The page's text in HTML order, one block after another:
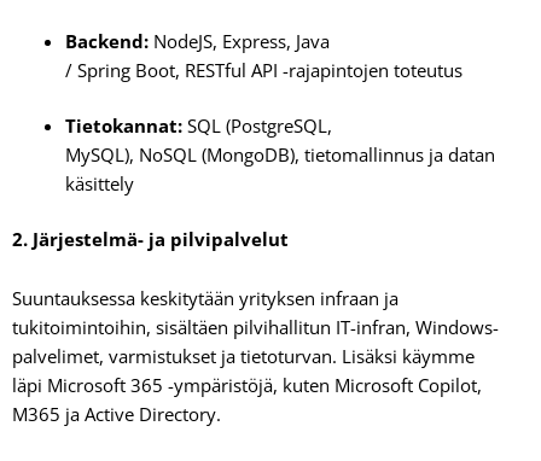
Backend:NodeJS, Express, Java
/ Spring Boot, RESTful API -rajapintojen toteutus
Tietokannat:SQL (PostgreSQL,
MySQL), NoSQL (MongoDB), tietomallinnus ja datan
käsittely
2. Järjestelmä- ja pilvipalvelut
Suuntauksessa keskitytään yrityksen infraan ja
tukitoimintoihin, sisältäen pilvihallitun IT-infran, Windows-
palvelimet, varmistukset ja tietoturvan. Lisäksi käymme
läpi Microsoft 365 -ympäristöjä, kuten Microsoft Copilot,
M365 ja Active Directory.